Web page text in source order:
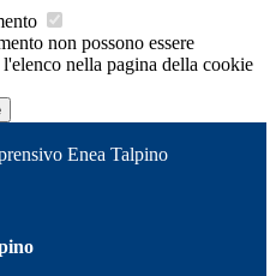
non possono essere
nella pagina della cookie
Enea Talpino